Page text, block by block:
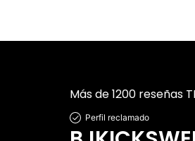
Más de 1200 reseñas
Perfil reclamado